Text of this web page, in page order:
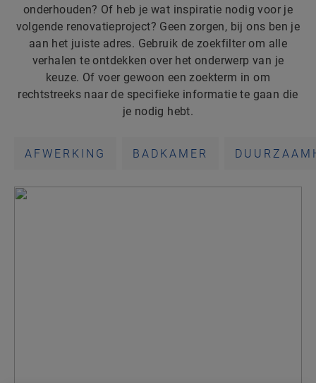
onderhouden? Of heb je wat inspiratie nodig voor je
volgende renovatieproject? Geen zorgen, bij ons ben je
aan het juiste adres. Gebruik de zoekfilter om alle
verhalen te ontdekken over het onderwerp van je
keuze. Of voer gewoon een zoekterm in om
rechtstreeks naar de specifieke informatie te gaan die
je nodig hebt.
AFWERKING BADKAMER